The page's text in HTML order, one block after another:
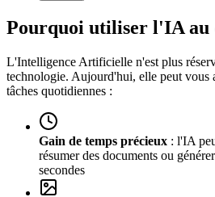
Pourquoi utiliser l'IA au
L'Intelligence Artificielle n'est plus
technologie. Aujourd'hui, elle peut vous
tâches quotidiennes :
Gain de temps précieux : l'IA
résumer des documents ou
secondes